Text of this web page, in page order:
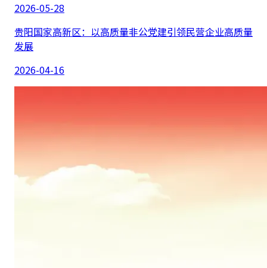
2026-05-28
贵阳国家高新区：以高质量非公党建引领民营企业高质量
发展
2026-04-16